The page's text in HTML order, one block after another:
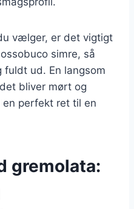
vælger, er det vigtigt
simre, så
fuldt ud. En langsom
bliver mørt og
perfekt ret til en
gremolata: